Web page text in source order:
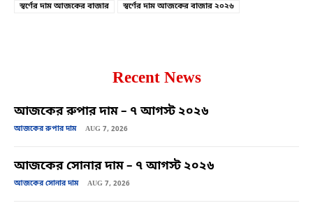
স্বর্ণের দাম আজকের বাজার
স্বর্ণের দাম আজকের বাজার ২০২৬
Recent News
আজকের রুপার দাম – ৭ আগস্ট ২০২৬
আজকের রুপার দাম AUG 7, 2026
আজকের সোনার দাম – ৭ আগস্ট ২০২৬
আজকের সোনার দাম AUG 7, 2026